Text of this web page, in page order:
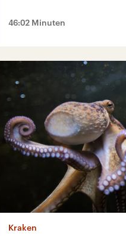
46:02 Minuten
Kraken